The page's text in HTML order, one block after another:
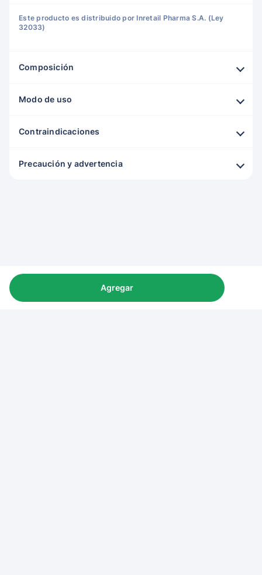
Este producto es distribuido por Inretail Pharma S.A. (Ley
32033)
Composición
Modo de uso
Contraindicaciones
Precaución y advertencia
Agregar